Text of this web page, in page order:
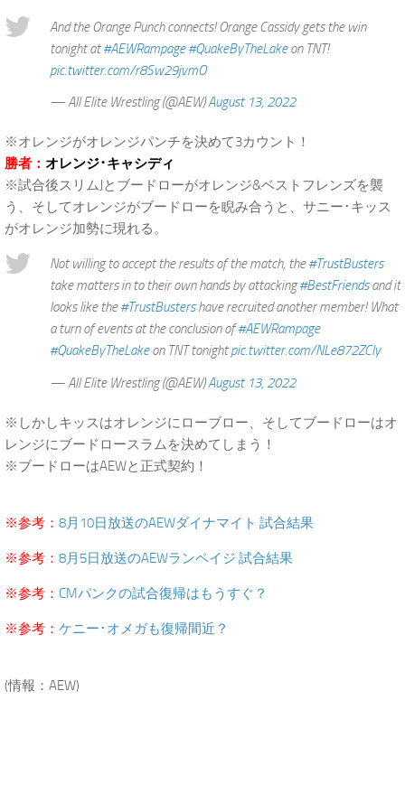
And the Orange Punch connects! Orange Cassidy gets the win
tonight at#AEWRampage #QuakeByTheLakeon TNT!
pic.twitter.com/r8Sw29jvmO
— All Elite Wrestling (@AEW)August 13, 2022
※オレンジがオレンジパンチを決めて3カウント！
勝者： オレンジ･キャシディ
※試合後スリムJとブードローがオレンジ&ベストフレンズを襲
う、そしてオレンジがブードローを睨み合うと、サニー･キッス
がオレンジ加勢に現れる。
Not willing to accept the results of the match, the#TrustBusters
take matters in to their own hands by attacking#BestFriendsand it
looks like the#TrustBustershave recruited another member! What
a turn of events at the conclusion of#AEWRampage
#QuakeByTheLakeon TNT tonightpic.twitter.com/NLe872ZCIy
— All Elite Wrestling (@AEW)August 13, 2022
※しかしキッスはオレンジにローブロー、そしてブードローはオ
レンジにブードロースラムを決めてしまう！
※ブードローはAEWと正式契約！
※参考： 8月10日放送のAEWダイナマイト 試合結果
※参考： 8月5日放送のAEWランペイジ 試合結果
※参考： CMパンクの試合復帰はもうすぐ？
※参考： ケニー･オメガも復帰間近？
(情報：AEW)